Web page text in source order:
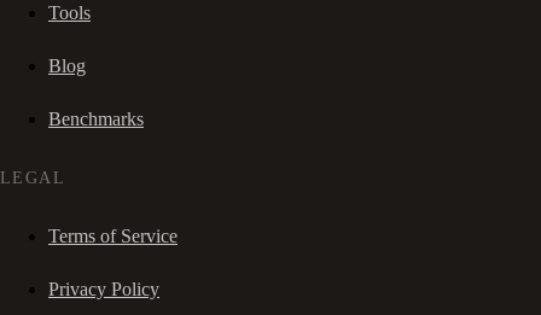
Tools
Blog
Benchmarks
LEGAL
Terms of Service
Privacy Policy